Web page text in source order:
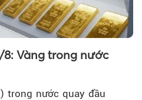
8: Vàng trong nước
trong nước quay đầu